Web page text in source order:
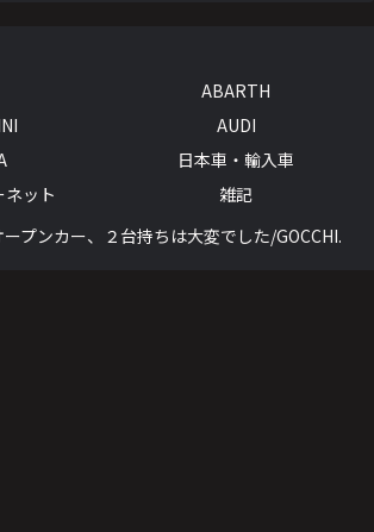
ABARTH
AUDI
日本車・輸入車
ネット
雑記
プンカー、２台持ちは大変でした/GOCCHI.